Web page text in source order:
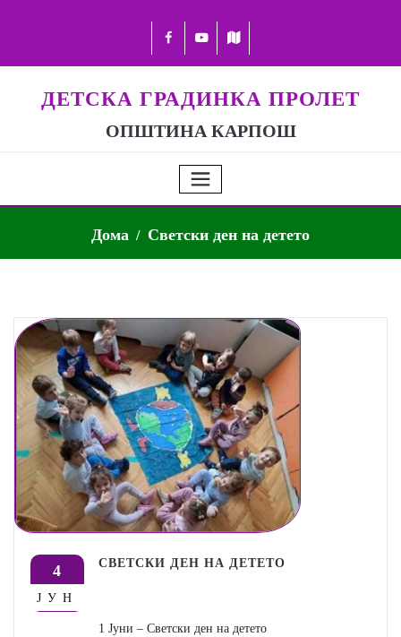
ДЕТСКА ГРАДИНКА ПРОЛЕТ
ОПШТИНА КАРПОШ
Дома Светски ден на детето
4
ЈУН
СВЕТСКИ ДЕН НА ДЕТЕТО
1 Јуни – Светски ден на детето